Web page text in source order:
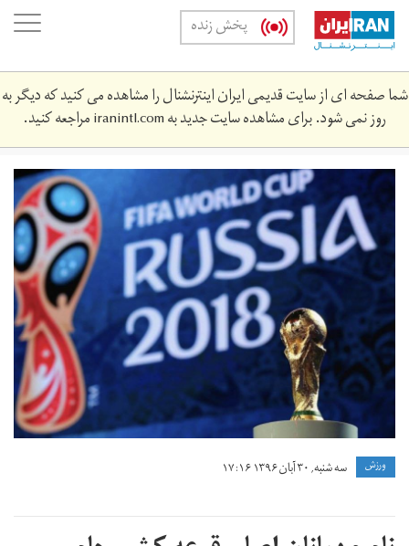
Skip
main
content
پخش زنده
شما صفحه ای از سایت قدیمی ایران اینترنشنال را مشاهده می کنید که دیگر به
روز نمی شود. برای مشاهده سایت جدید بهiranintl.comمراجعه کنید.
img_2777.jpg
ورزش سه شنبه, ۳۰ آبان ۱۳۹۶ ۱۷:۱۶